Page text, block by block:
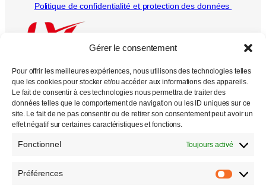
Gérer le consentement
Pour offrir les meilleures expériences, nous utilisons des technologies telles
que les cookies pour stocker et/ou accéder aux informations des appareils.
Le fait de consentir à ces technologies nous permettra de traiter des
données telles que le comportement de navigation ou les ID uniques sur ce
site. Le fait de ne pas consentir ou de retirer son consentement peut avoir un
effet négatif sur certaines caractéristiques et fonctions.
Fonctionnel Toujours activé
Préférences
Politique de confidentialité et protection des données
Tous droits réservés